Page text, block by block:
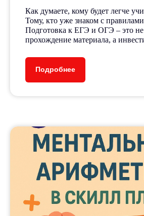
Как думаете, кому будет легче
Тому, кто уже знаком с
Подготовка к ЕГЭ и ОГЭ – это не
прохождение материала, а
Подробнее
30+
направлений и курсов
Наши ученики не только
ценные навыки и знания, но и
достигают впечатляющих
результатов на олимпиадах
и экзаменах, поступают в ВУЗы
своей мечты